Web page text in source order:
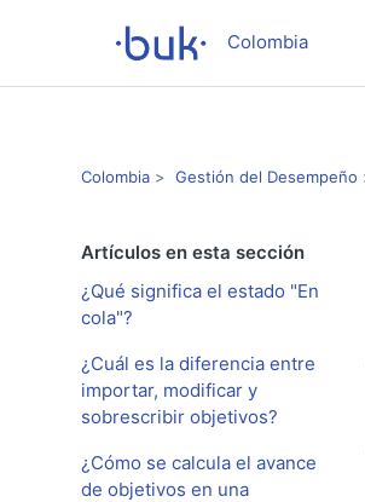
Colombia
Colombia Gestión del Desempeño
Artículos en esta sección
¿Qué significa el estado "En
cola"?
¿Cuál es la diferencia entre
importar, modificar y
sobrescribir objetivos?
¿Cómo se calcula el avance
de objetivos en una